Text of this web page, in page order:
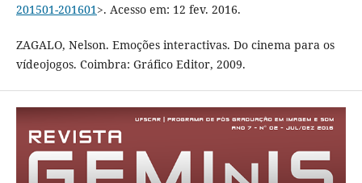
201501-201601>. Acesso em: 12 fev. 2016.
ZAGALO, Nelson. Emoções interactivas. Do cinema para os
vídeojogos. Coimbra: Gráfico Editor, 2009.